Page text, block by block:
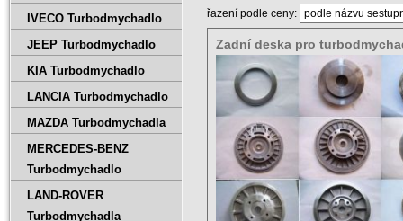
řazení podle ceny:
Zadní deska pro
Transit 2.4 TDCi V
49377-00510 101KW
IVECO Turbodmychadlo
JEEP Turbodmychadlo
KIA Turbodmychadlo
LANCIA Turbodmychadlo
MAZDA Turbodmychadla
MERCEDES-BENZ
Turbodmychadlo
LAND-ROVER
Turbodmychadla